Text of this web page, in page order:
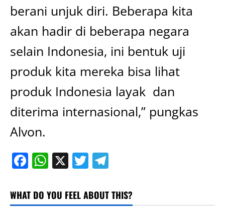
berani unjuk diri. Beberapa kita
akan hadir di beberapa negara
selain Indonesia, ini bentuk uji
produk kita mereka bisa lihat
produk Indonesia layak dan
diterima internasional,” pungkas
Alvon.
Facebook
WhatsApp
X Twitter
WHAT DO YOU FEEL ABOUT THIS?